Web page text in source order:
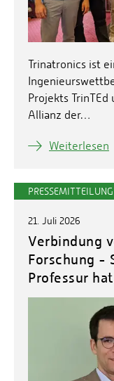
Trinatronics ist
Projekts TrinTEd
Allianz der…
Weiterlesen
PRESSEMITTEILUNG
21. Juli 2026
Verbindung
Forschung -
Professur